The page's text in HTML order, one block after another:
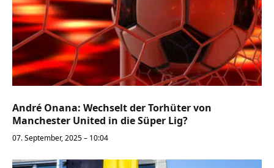
André Onana: Wechselt der Torhüter von
Manchester United in die Süper Lig?
07. September, 2025 – 10:04